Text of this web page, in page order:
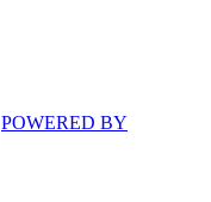
POWERED BY